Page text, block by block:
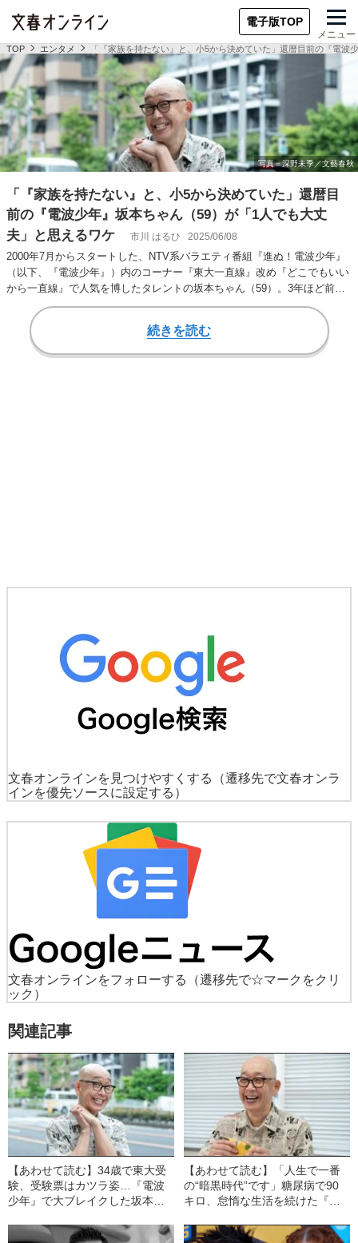
電子版TOP
メニュー
TOP エンタメ 「『家族を持たない』と、小5から決めていた」還暦目前の『電
「『家族を持たない』と、小5から決めていた」還暦目
前の『電波少年』坂本ちゃん（59）が「1人でも大丈
夫」と思えるワケ
市川 はるひ 2025/06/08
2000年7月からスタートした、NTV系バラエティ番組『進ぬ！電波少年』
（以下、『電波少年』）内のコーナー『東大一直線』改め『どこでもいい
から一直線』で人気を博したタレントの坂本ちゃん（59）。3年ほど前に
前立腺肥…
続きを読む
文春オンラインを見つけやすくする
（遷移先で文春オンラ
インを優先ソースに設定する）
文春オンラインをフォローする
（遷移先で☆マークをクリ
ック）
関連記事
【あわせて読む】34歳で東大受
験、受験票はカツラ姿…『電波
少年』で大ブレイクした坂本ち
られない光景
【あわせて読む】「人生で一番
の“暗黒時代”です」糖尿病で90
キロ、怠惰な生活を続けた『電
面した肥満の恐怖